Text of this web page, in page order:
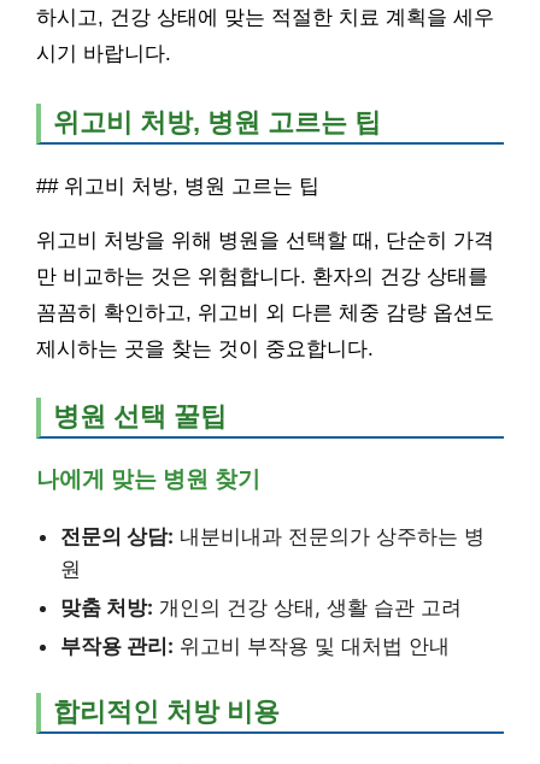
하시고, 건강 상태에 맞는 적절한 치료 계획을 세우
시기 바랍니다.
위고비 처방, 병원 고르는 팁
## 위고비 처방, 병원 고르는 팁
위고비 처방을 위해 병원을 선택할 때, 단순히 가격
만 비교하는 것은 위험합니다. 환자의 건강 상태를
꼼꼼히 확인하고, 위고비 외 다른 체중 감량 옵션도
제시하는 곳을 찾는 것이 중요합니다.
병원 선택 꿀팁
나에게 맞는 병원 찾기
전문의 상담: 내분비내과 전문의가 상주하는 병
원
맞춤 처방: 개인의 건강 상태, 생활 습관 고려
부작용 관리: 위고비 부작용 및 대처법 안내
합리적인 처방 비용